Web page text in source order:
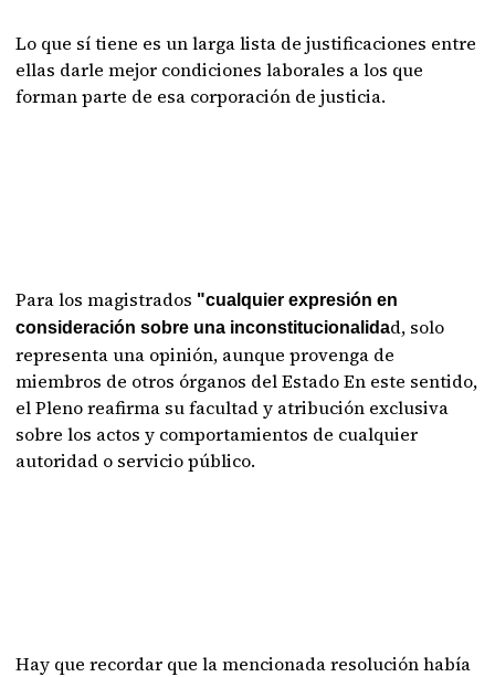
Lo que sí tiene es un larga lista de justificaciones entre
ellas darle mejor condiciones laborales a los que
forman parte de esa corporación de justicia.
Para los magistrados "cualquier expresión en
consideración sobre una inconstitucionalidad, solo
representa una opinión, aunque provenga de
miembros de otros órganos del Estado En este sentido,
el Pleno reafirma su facultad y atribución exclusiva
sobre los actos y comportamientos de cualquier
autoridad o servicio público.
Hay que recordar que la mencionada resolución había